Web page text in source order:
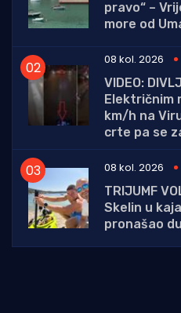
pravo“ –
more od
08 kol. 2026
VIDEO:
Električnim
km/h na
crte pa se
08 kol. 2026
TRIJUMF
Skelin u
pronašao